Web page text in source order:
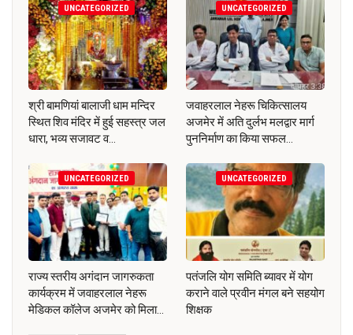
UNCATEGORIZED
श्री बामणियां बालाजी धाम मन्दिर
स्थित शिव मंदिर में हुई सहस्त्र जल
धारा, भव्य सजावट व…
UNCATEGORIZED
जवाहरलाल नेहरू चिकित्सालय
अजमेर में अति दुर्लभ मलद्वार मार्ग
पुननिर्माण का किया सफल…
UNCATEGORIZED
राज्य स्तरीय अगंदान जागरुकता
कार्यक्रम में जवाहरलाल नेहरू
मेडिकल कॉलेज अजमेर को मिला…
UNCATEGORIZED
पतंजलि योग समिति ब्यावर में योग
कराने वाले प्रवीन मंगल बने सहयोग
शिक्षक